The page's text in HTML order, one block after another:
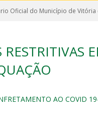
Oficial do Município de Vitória
AO COVID